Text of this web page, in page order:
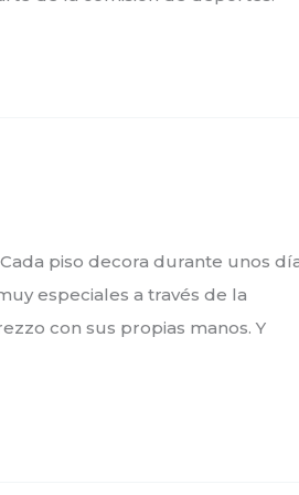
piso decora durante unos
especiales a través de la
con sus propias manos. Y